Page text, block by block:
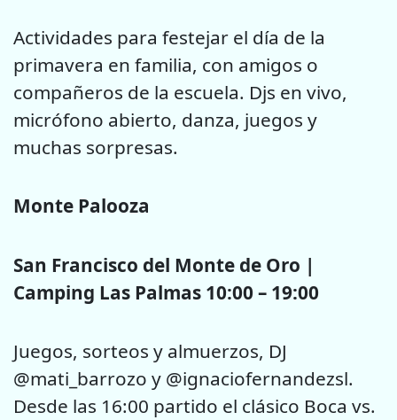
Actividades para festejar el día de la
primavera en familia, con amigos o
compañeros de la escuela. Djs en vivo,
micrófono abierto, danza, juegos y
muchas sorpresas.
Monte Palooza
San Francisco del Monte de Oro |
Camping Las Palmas 10:00 – 19:00
Juegos, sorteos y almuerzos, DJ
@mati_barrozo y @ignaciofernandezsl.
Desde las 16:00 partido el clásico Boca vs.